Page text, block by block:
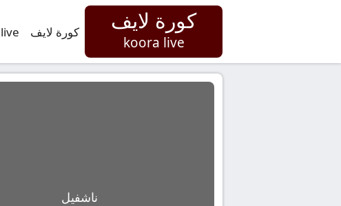
كورة لايف
koora live
كورة لايف
ناشفيل